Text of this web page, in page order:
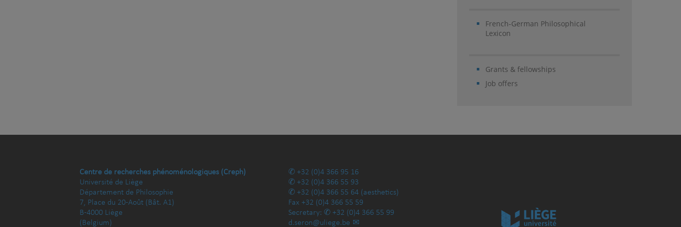
French-German Philosophical
Lexicon
Grants & fellowships
Job offers
Centre de recherches phénoménologiques (Creph)
Université de Liège
Département de Philosophie
7, Place du 20-Août (Bât. A1)
B-4000 Liège
(Belgium)
+32 (0)4 366 95 16
+32 (0)4 366 55 93
+32 (0)4 366 55 64 (aesthetics)
Fax +32 (0)4 366 55 59
Secretary:
+32 (0)4 366 55 99
d.seron@uliege.be